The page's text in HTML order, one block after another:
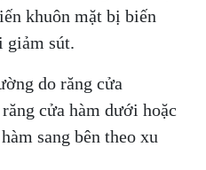
khuôn mặt bị biến
giảm sút.
do răng cửa
cửa hàm dưới hoặc
sang bên theo xu